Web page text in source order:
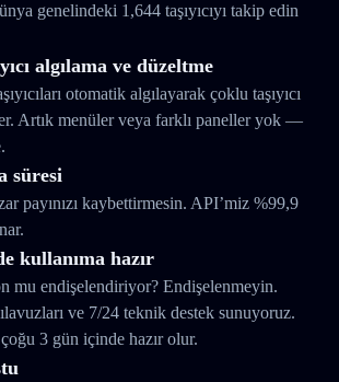
genelindeki 1,644 taşıyıcıyı takip edin
algılama ve düzeltme
otomatik algılayarak çoklu taşıyıcı
Artık menüler veya farklı paneller yok —
süresi
payınızı kaybettirmesin. API’miz %99,9
kullanıma hazır
mu endişelendiriyor? Endişelenmeyin.
ve 7/24 teknik destek sunuyoruz.
3 gün içinde hazır olur.